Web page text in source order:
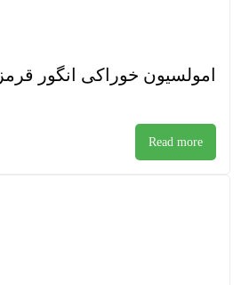
امولسیون خوراکی انگور قرمز
Read more